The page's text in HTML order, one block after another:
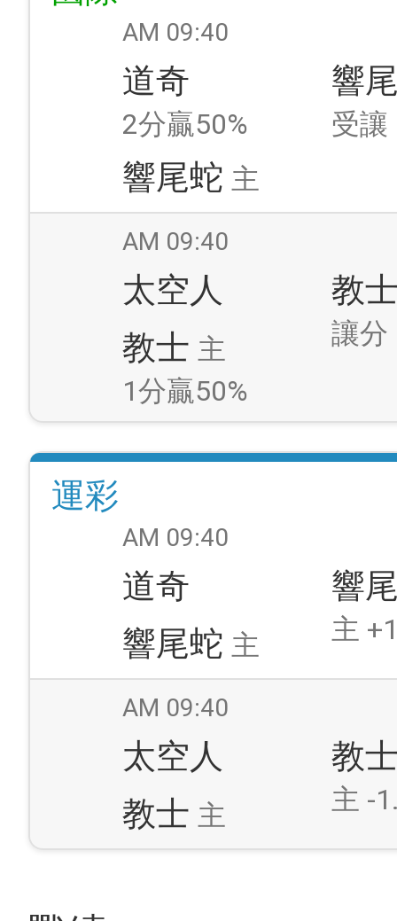
AM 09:40
道奇
2分贏50%
響尾蛇 主
響
受讓
AM 09:40
太空人
教士 主
1分贏50%
教
讓分
運彩
AM 09:40
道奇
響尾蛇 主
響
主
AM 09:40
太空人
教士 主
教
主 -